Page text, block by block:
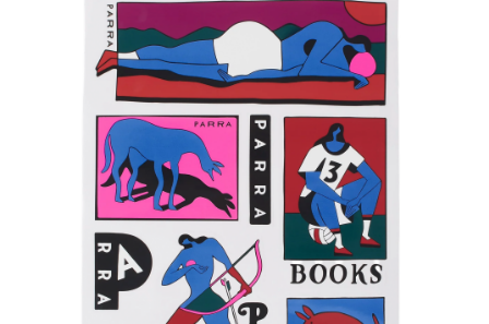
ACCESSOIRES
SKATEBOARD
HOMEWARE